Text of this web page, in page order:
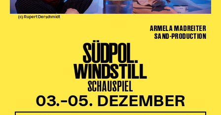
(c) Rupert Derschmidt
ARMELA MADREITER
SAND-PRODUCTION
SÜDPOL.
WINDSTILL
SCHAUSPIEL
03.–05. DEZEMBER